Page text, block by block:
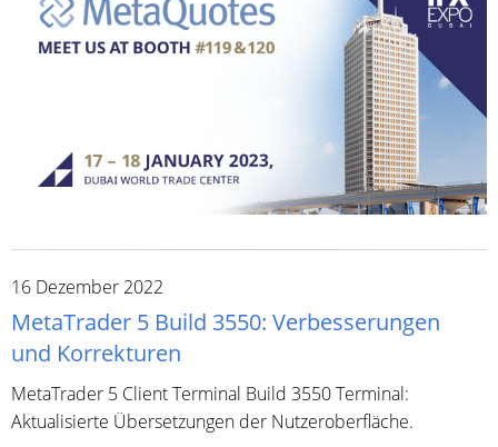
16 Dezember 2022
MetaTrader 5 Build 3550: Verbesserungen
und Korrekturen
MetaTrader 5 Client Terminal Build 3550 Terminal:
Aktualisierte Übersetzungen der Nutzeroberfläche.